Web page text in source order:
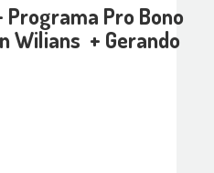
Programa Pro Bono
Wilians + Gerando